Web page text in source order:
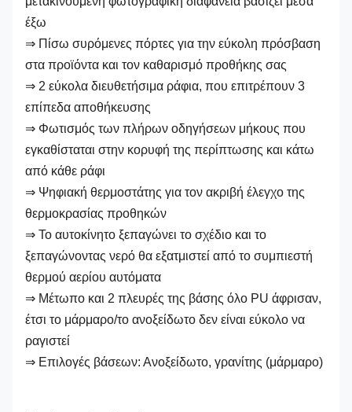
έξω
⇒ Πίσω συρόμενες πόρτες για την εύκολη πρόσβαση
στα προϊόντα και τον καθαρισμό προθήκης σας
⇒ 2 εύκολα διευθετήσιμα ράφια, που επιτρέπουν 3
επίπεδα αποθήκευσης
⇒ Φωτισμός των πλήρων οδηγήσεων μήκους που
εγκαθίσταται στην κορυφή της περίπτωσης και κάτω
από κάθε ράφι
⇒ Ψηφιακή θερμοστάτης για τον ακριβή έλεγχο της
θερμοκρασίας προθηκών
⇒ Το αυτοκίνητο ξεπαγώνει το σχέδιο και το
ξεπαγώνοντας νερό θα εξατμιστεί από το συμπιεστή
θερμού αερίου αυτόματα
⇒ Μέτωπο και 2 πλευρές της βάσης όλο PU άφρισαν,
έτσι το μάρμαρο/το ανοξείδωτο δεν είναι εύκολο να
ραγιστεί
⇒ Επιλογές βάσεων: Ανοξείδωτο, γρανίτης (μάρμαρο)